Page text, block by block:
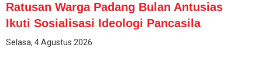
Ratusan Warga Padang Bulan Antusias
Ikuti Sosialisasi Ideologi Pancasila
Selasa, 4 Agustus 2026